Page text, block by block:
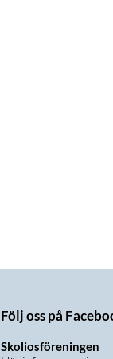
Följ oss på
Skoliosföreningen